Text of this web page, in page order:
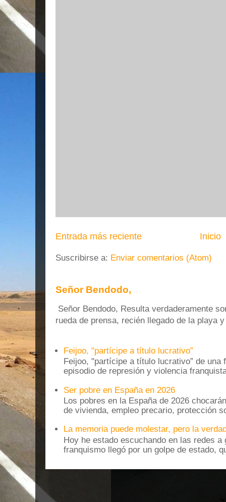
Entrada más reciente Inicio
Suscribirse a: Enviar comentarios (Atom)
Señor Bendodo,
Señor Bendodo, Resulta verdaderamente
rueda de prensa, recién llegado de la playa
Feijoo, "partícipe a título lucrativo”
Feijoo, "partícipe a título lucrativo” de una
episodio de represión y violencia
Ser pobre en España en 2026
Los pobres en la España de 2026
de vivienda, empleo precario, protección
La memoria puede molestar, pero la
Hoy he estado escuchando en las redes a
franquismo llegó por un golpe de estado,